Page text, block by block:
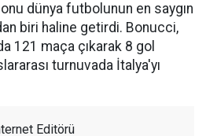
onu dünya futbolunun en saygın
biri haline getirdi. Bonucci,
121 maça çıkarak 8 gol
turnuvada İtalya'yı
Editörü